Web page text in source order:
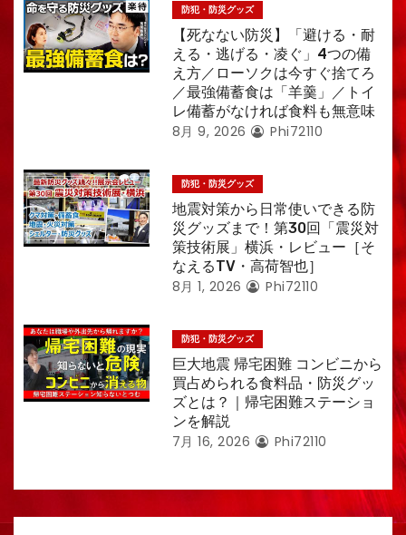
防犯・防災グッズ
【死なない防災】「避ける・耐
える・逃げる・凌ぐ」4つの備
え方／ローソクは今すぐ捨てろ
／最強備蓄食は「羊羹」／トイ
レ備蓄がなければ食料も無意味
8月 9, 2026 Phi72110
防犯・防災グッズ
地震対策から日常使いできる防
災グッズまで！第30回「震災対
策技術展」横浜・レビュー［そ
なえるTV・高荷智也］
8月 1, 2026 Phi72110
防犯・防災グッズ
巨大地震 帰宅困難 コンビニから
買占められる食料品・防災グッ
ズとは？｜帰宅困難ステーショ
ンを解説
7月 16, 2026 Phi72110